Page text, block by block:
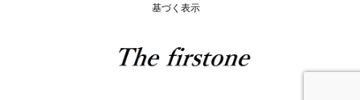
基づく表示